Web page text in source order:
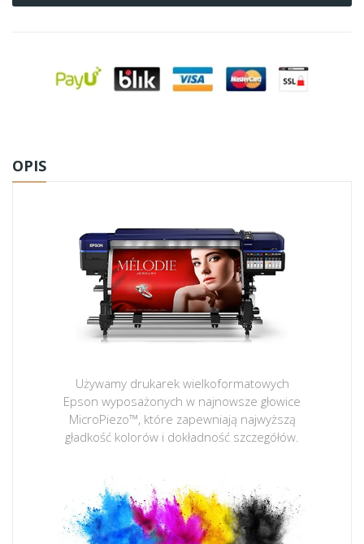
OPIS
Używamy drukarek wielkoformatowych
Epson wyposażonych w najnowsze głowice
MicroPiezo™, które zapewniają najwyższą
gładkość kolorów i dokładność szczegółów.